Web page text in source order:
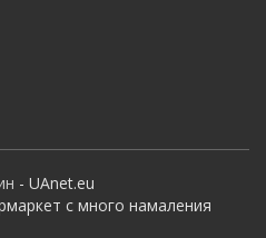
- UAnet.eu
с много намаления